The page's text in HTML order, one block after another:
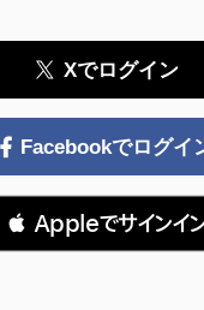
Xでログイン
Facebookでログイ
 Appleでサインイ